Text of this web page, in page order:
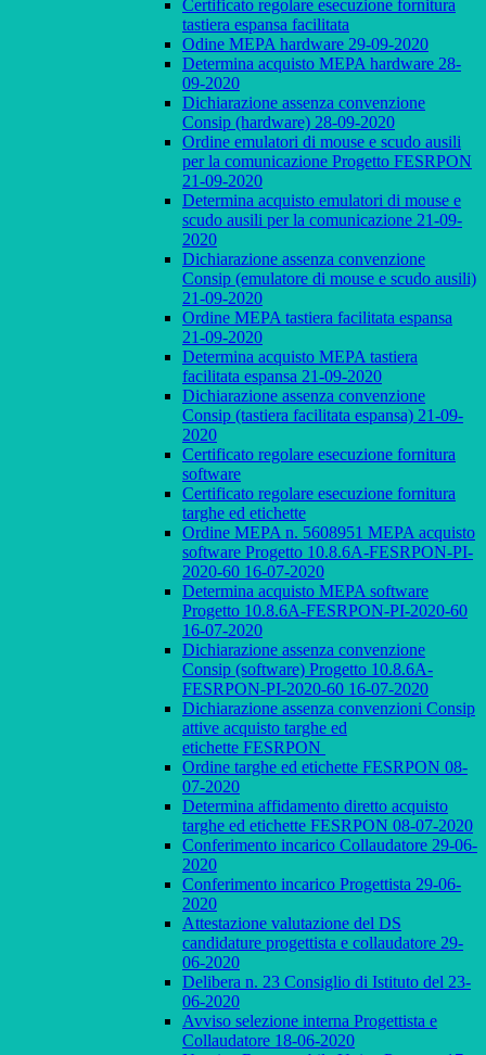
Certificato regolare esecuzione fornitura
tastiera espansa facilitata
Odine MEPA hardware 29-09-2020
Determina acquisto MEPA hardware 28-
09-2020
Dichiarazione assenza convenzione
Consip (hardware) 28-09-2020
Ordine emulatori di mouse e scudo ausili
per la comunicazione Progetto FESRPON
21-09-2020
Determina acquisto emulatori di mouse e
scudo ausili per la comunicazione 21-09-
2020
Dichiarazione assenza convenzione
Consip (emulatore di mouse e scudo ausili)
21-09-2020
Ordine MEPA tastiera facilitata espansa
21-09-2020
Determina acquisto MEPA tastiera
facilitata espansa 21-09-2020
Dichiarazione assenza convenzione
Consip (tastiera facilitata espansa) 21-09-
2020
Certificato regolare esecuzione fornitura
software
Certificato regolare esecuzione fornitura
targhe ed etichette
Ordine MEPA n. 5608951 MEPA acquisto
software Progetto 10.8.6A-FESRPON-PI-
2020-60 16-07-2020
Determina acquisto MEPA software
Progetto 10.8.6A-FESRPON-PI-2020-60
16-07-2020
Dichiarazione assenza convenzione
Consip (software) Progetto 10.8.6A-
FESRPON-PI-2020-60 16-07-2020
Dichiarazione assenza convenzioni Consip
attive acquisto targhe ed
etichette FESRPON
Ordine targhe ed etichette FESRPON 08-
07-2020
Determina affidamento diretto acquisto
targhe ed etichette FESRPON 08-07-2020
Conferimento incarico Collaudatore 29-06-
2020
Conferimento incarico Progettista 29-06-
2020
Attestazione valutazione del DS
candidature progettista e collaudatore 29-
06-2020
Delibera n. 23 Consiglio di Istituto del 23-
06-2020
Avviso selezione interna Progettista e
Collaudatore 18-06-2020